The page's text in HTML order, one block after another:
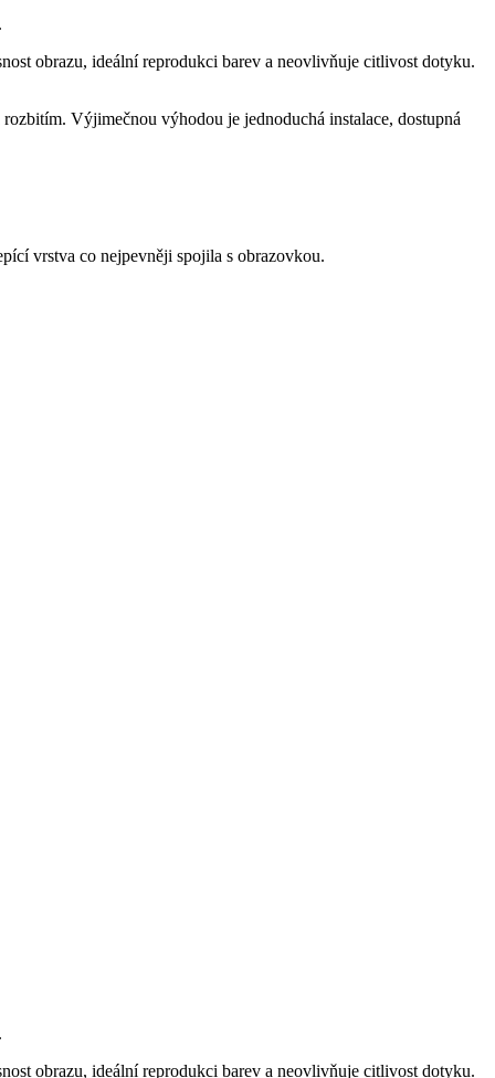
obrazu, ideální reprodukci barev a neovlivňuje citlivost dotyku.
Výjimečnou výhodou je jednoduchá instalace, dostupná
vrstva co nejpevněji spojila s obrazovkou.
obrazu, ideální reprodukci barev a neovlivňuje citlivost dotyku.